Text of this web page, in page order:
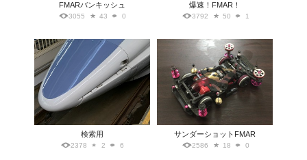
FMARバンキッシュ
3055 43 0
爆速！FMAR！
3792 50 1
検索用
2378 2 6
サンダーショットFMAR
2586 18 0